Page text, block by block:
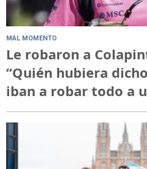
MAL MOMENTO
Le robaron a
“Quién hubiera
iban a robar todo a